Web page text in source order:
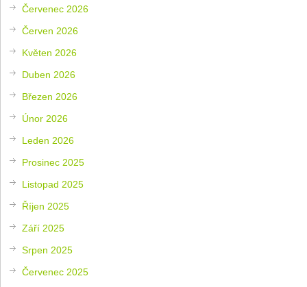
Červenec 2026
Červen 2026
Květen 2026
Duben 2026
Březen 2026
Únor 2026
Leden 2026
Prosinec 2025
Listopad 2025
Říjen 2025
Září 2025
Srpen 2025
Červenec 2025